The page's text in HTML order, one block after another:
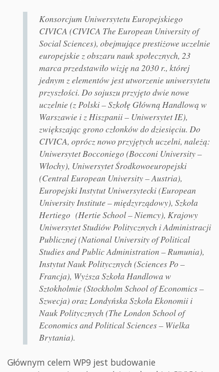
Konsorcjum Uniwersytetu Europejskiego
CIVICA (CIVICA The European University of
Social Sciences), obejmujące prestiżowe uczelnie
europejskie z obszaru nauk społecznych, 23
marca przedstawiło wizję na 2030 r., której
jednym z elementów jest utworzenie uniwersytetu
przyszłości. Do sojuszu przyjęto dwie nowe
uczelnie (z Polski – Szkołę Główną Handlową w
Warszawie i z Hiszpanii – Uniwersytet IE),
zwiększając grono członków do dziesięciu. Do
CIVICA, oprócz nowo przyjętych uczelni, należą:
Uniwersytet Bocconiego (Bocconi University –
Włochy), Uniwersytet Środkowoeuropejski
(Central European University – Austria),
Europejski Instytut Uniwersytecki (European
University Institute – międzyrządowy), Szkoła
Hertiego (Hertie School – Niemcy), Krajowy
Uniwersytet Studiów Politycznych i Administracji
Publicznej (National University of Political
Studies and Public Administration – Rumunia),
Instytut Nauk Politycznych (Sciences Po –
Francja), Wyższa Szkoła Handlowa w
Sztokholmie (Stockholm School of Economics –
Szwecja) oraz Londyńska Szkoła Ekonomii i
Nauk Politycznych (The London School of
Economics and Political Sciences – Wielka
Brytania).
Głównym celem WP9 jest budowanie